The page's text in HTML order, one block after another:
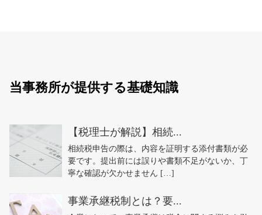
当事務所が提供する基礎知識
【税理士が解説】相続...
相続税申告の際は、内容を証明する添付書類が必
要です。提出前には誤りや書類不足がないか、丁
寧な確認が欠かせません […]
事業承継税制とは？要...